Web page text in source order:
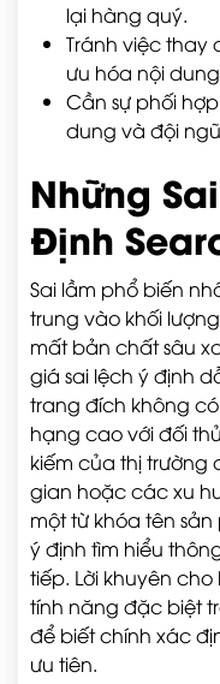
lại hàng quý.
Tránh việc thay
ưu hóa nội
Cần sự phối
dung và đội
Những
Định
Sai lầm phổ biến
trung vào khối
mất bản chất sâu
giá sai lệch ý định
trang đích không
hạng cao với đối
kiếm của thị trường
gian hoặc các xu
một từ khóa tên
ý định tìm hiểu
tiếp. Lời khuyên
tính năng đặc biệt
để biết chính xác
ưu tiên.